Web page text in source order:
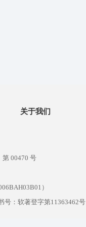
关于我们
00470 号
）
号：软著登字第11363462号